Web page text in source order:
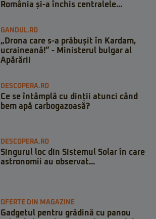
România și-a închis centralele...
GANDUL.RO
„Drona care s-a prăbușit în Kardam,
ucraineană!” - Ministerul bulgar al
Apărării
DESCOPERA.RO
Ce se întâmplă cu dinții atunci când
bem apă carbogazoasă?
DESCOPERA.RO
Singurul loc din Sistemul Solar în care
astronomii au observat...
OFERTE DIN MAGAZINE
Gadgetul pentru grădină cu panou